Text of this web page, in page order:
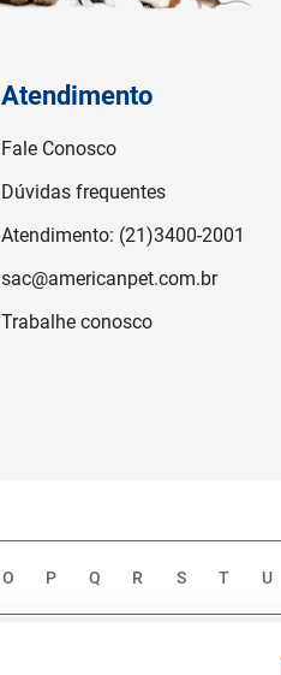
Atendimento
Fale Conosco
Dúvidas frequentes
Atendimento: (21)3400-2001
sac@americanpet.com.br
Trabalhe conosco
O P Q R S T U